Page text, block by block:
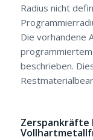
Radius nicht
Die vorhandene
beschrieben.
Zerspankräfte